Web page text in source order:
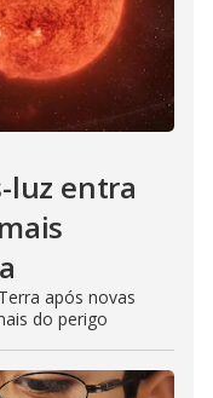
luz entra
após novas
do perigo